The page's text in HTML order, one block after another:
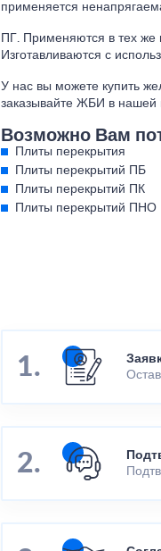
применяется
ПГ. Применяются в тех же
Изготавливаются с
У нас вы можете купить
заказывайте ЖБИ в нашей
Возможно Вам
Плиты перекрытия
Плиты перекрытий ПБ
Плиты перекрытий ПК
Плиты перекрытий ПНО